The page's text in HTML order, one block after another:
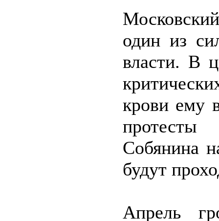
один из
власти. В
крови ему
Собянина
будут
Апрель